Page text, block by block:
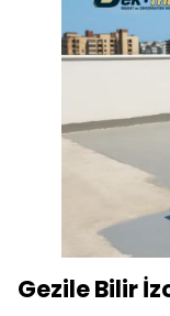
Gezile Bilir